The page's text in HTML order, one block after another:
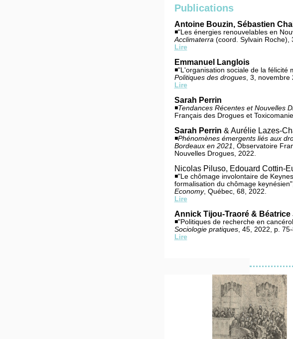
Publications
Antoine Bouzin, Sébastien
◾"Les énergies renouvelables en
Acclimaterra (coord. Sylvain Roche),
Lire
Emmanuel Langlois
◾"L'organisation sociale de la
Politiques des drogues, 3, novembre
Lire
Sarah Perrin
◾Tendances Récentes et Nouvelles
Français des Drogues et
Sarah Perrin & Aurélie Lazes-
◾Phénomènes émergents liés aux
Bordeaux en 2021 , Observatoire
Nouvelles Drogues, 2022.
Nicolas Piluso, Edouard Cottin-
◾"Le chômage involontaire de
formalisation du chômage
Economy, Québec, 68, 2022.
Lire
Annick Tijou-Traoré & Béatrice
◾"Politiques de recherche en
Sociologie pratiques, 45, 2022, p. 75-
Lire